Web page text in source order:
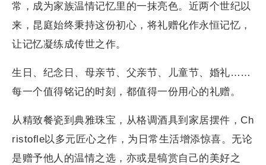
常，成为家族温情记忆里的一抹亮色。近两个世纪以
来，昆庭始终秉持这份初心，将礼赠化作永恒记忆，
让记忆凝练成传世之作。
生日、纪念日、母亲节、父亲节、儿童节、婚礼……
每一个值得铭记的时刻，都值得一份用心的礼赠。
从精致餐瓷到典雅珠宝，从格调酒具到家居摆件，Ch
ristofle以多元匠心之作，为日常生活增添惊喜。无论
是赠予他人的温情之选，亦或是犒赏自己的美好之